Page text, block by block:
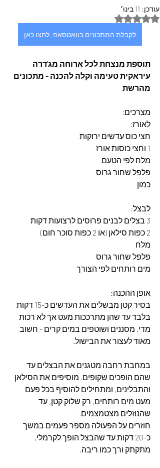
עודכן: 11 בינו׳
דירוג של NaN מתוך 5 כוכבים
לקבלת המתכונים בוואטסאפ, לחצו כאן
תוספת מנצחת לכל ארוחה מג'דרה
עיראקית טעימה וקלה להכנה - מתכונים
מהרשת
מצרכים:
לאורז:
חצי כוס עדשים ירוקות
1 וחצי כוסות אורז
מלח לפי הטעם
פלפל שחור גרוס
כמון
לבצל:
3 בצלים לבנים פרוסים לרצועות דקות
2 כפות סילאן (או 2 כפות סוכר חום)
מלח
פלפל שחור גרוס
מים רותחים לפי הצורך
אופן ההכנה:
בסיר קטן מבשלים את העדשים כ-15 דקות
בלבד עד שהן מתרככות מעט אך לא רכות
מדי. מסננים ושוטפים במים קרים - חשוב
מאוד לעצור את הבישול.
במחבת רחבה מטגנים את הבצלים עד
שהם הופכים שקופים. מוסיפים את הסילאן
והתבלינים, ומתחילים להוסיף בכל פעם
מעט מים רותחים, רק שלוק קטן, עד
שהנוזלים מצטמצמים.
חוזרים על הפעולה מספר פעמים במשך
כ-20 דקות עד שהבצל הופך לקרמלי,
מתקתק ורך כמו ריבה.